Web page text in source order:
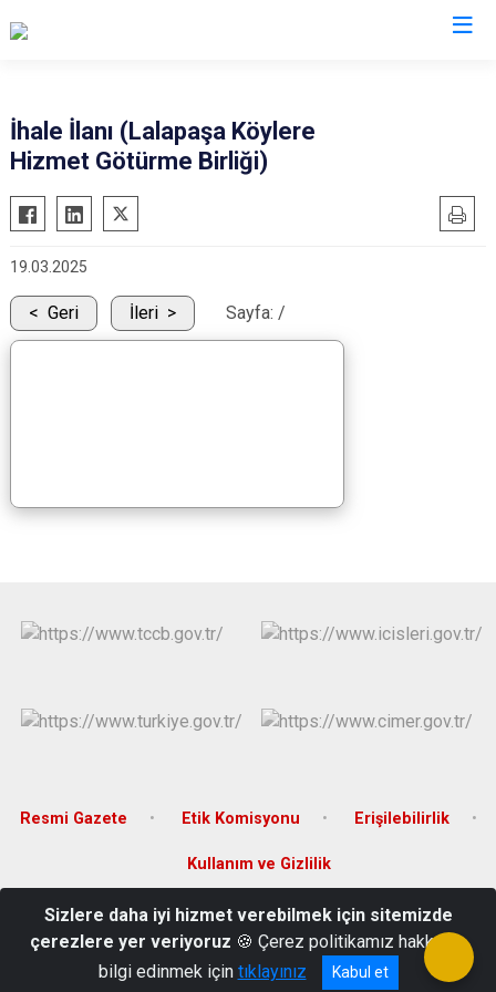
Enez
Havsa
Keşan
Lalapaşa
Meriç
İhale İlanı (Lalapaşa Köylere
Hizmet Götürme Birliği)
19.03.2025
Geri İleri Sayfa: /
Resmi Gazete Etik Komisyonu Erişilebilirlik
Kullanım ve Gizlilik
Merkez Mahahallesi Cumhuriyet Caddesi No:13 Lalapaşa/EDİRNE
0 (284) 321 40 08/ 40 76
Sizlere daha iyi hizmet verebilmek için sitemizde
çerezlere yer veriyoruz 🍪 Çerez politikamız hakkında
bilgi edinmek için tıklayınız Kabul et